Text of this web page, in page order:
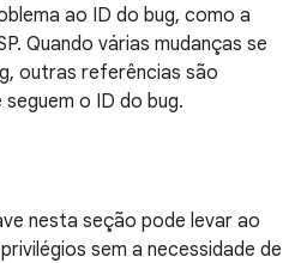
ao ID do bug, como a
Quando várias mudanças se
outras referências são
o ID do bug.
nesta seção pode levar ao
sem a necessidade de